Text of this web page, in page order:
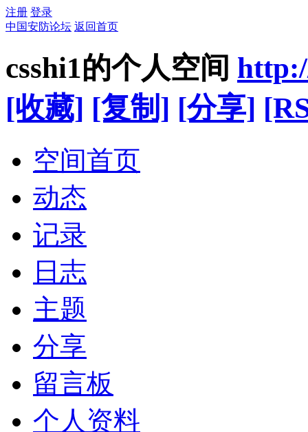
注册 登录
中国安防论坛 返回首页
csshi1的个人空间
[收藏] [复制] [分享]
空间首页
动态
记录
日志
主题
分享
留言板
个人资料